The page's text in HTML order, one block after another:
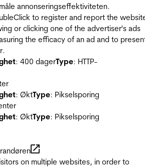
annonseringseffektiviteten.
to register and report the
or clicking one of the advertiser's ads
the efficacy of an ad and to
: 400 dagerType: HTTP-
: ØktType: Pikselsporing
: ØktType: Pikselsporing
on multiple websites, in order to